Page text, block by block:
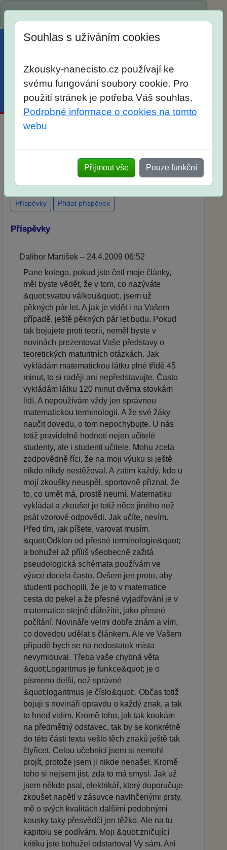
Menu Účet Košík
Souhlas s užíváním cookies
Zkousky-nanecisto.cz používají ke
svému fungování soubory cookie. Pro
použití stránek je potřeba Váš souhlas.
Podrobné informace o cookies na tomto
webu
Přijmout vše Pouze funkční
Příspěvky Přidat příspěvek
Příspěvky
Dalibor Martišek – 24.4.2009 06:52
Pane kolego, pokud jste četl moje články,
měl byste vědět, že v tom, co nazýváte
&quot;svatou válkou&quot;, jsem už
pěkných pár let. A jak je vidět i na Vašem
případě, ještě pěkných pár let budu. Pokud
tak bojujete proti teorii, neměl byste v
novinách prezentovat Vaše představy o
teoretických maturitních otázkách. Jak
vykládám matematickou látku plné třídě 45
minut, to si raději ani nepředstavujte. Často
vykládám látku 120 minut dvěma stovkám
lidí. A nepoužívám vždy jen správnou
matematickou terminologii. A že své žáky
naučit dovedu, o tom nepochybujte. U nás
totiž pravidelně hodnotí nejen učitelé
studenty, ale i studenti učitele. Mohu zcela
zodpovědně říci, že na moji výuku si ještě
nikdo nikdy nestěžoval. A zatím každý, kdo u
mojí zkoušky neuspěl, sportovně přiznal, že
to, co umět má, prostě neumí. Matematiku
vykládat a zkoušet je totiž něco jiného než
psát vzorové odpovědi. Jak učíte, nevím.
Před tím, jak píšete, varovat musím.
&quot;Odklon od přesné terminologie&quot;
a bohužel až příliš všeobecně zažitá
pseudologická schémata používám ve
výuce docela často. Ovšem jen proto, aby
studenti pochopili, že je to v matematice
cesta do pekel a že přesné vyjadřování je v
matematice stejně důležité, jako přesné
počítání. Novináře velmi dobře znám a vím,
co dovedou udělat s článkem. Ale ve Vašem
případě bych se na nedostatek místa
nevymlouval. Třeba vaše chybná věta
&quot;Logaritmus je funkce&quot; je o
písmeno delší, než správné
&quot;logaritmus je číslo&quot;. Občas totiž
bojuji s novináři opravdu o každý znak, a tak
to hned vidím. Kromě toho, jak tak koukám
na předmětný odstavec, tak by se konkrétně
do této části textu vešlo těch znaků ještě tak
čtyřicet. Celou učebnici jsem si nemohl
projít, protože jsem ji nikde nenašel. Kromě
toho si nejsem jist, zda to má smysl. Jak už
jsem někde psal, elektrikář, který doporučuje
zkoušet napětí v zásuvce navlhčenými prsty,
mě o svých kvalitách dalšími podobnými
kousky taky přesvědčí jen těžko. Ale na tu
kapitolu se podívám. Moji &quot;zničující
kritiku jste bohužel odstartoval Vy sám. Ani